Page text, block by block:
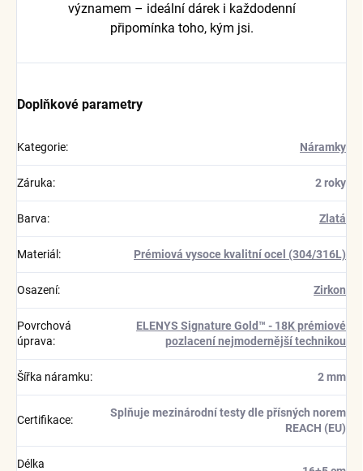
významem – ideální dárek i každodenní
připomínka toho, kým jsi.
Doplňkové parametry
Kategorie: Náramky
Záruka: 2 roky
Barva: Zlatá
Materiál : Prémiová vysoce kvalitní ocel (304/316L)
Osazení: Zirkon
Povrchová
úprava:
ELENYS Signature Gold™ - 18K prémiové
pozlacení nejmodernější technikou
Šířka náramku: 2 mm
Certifikace:
Splňuje mezinárodní testy dle přísných norem
REACH (EU)
Délka